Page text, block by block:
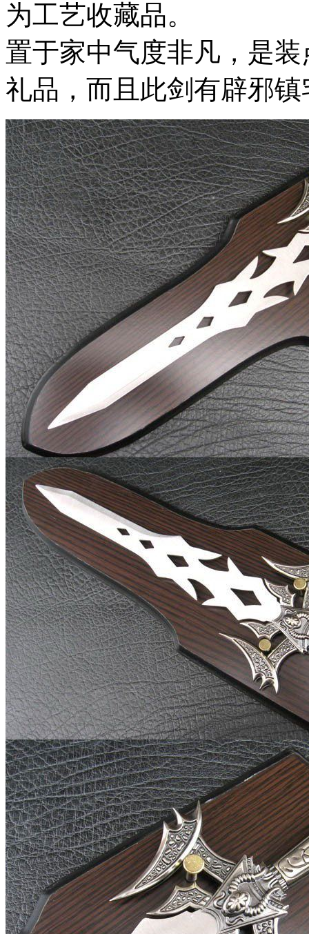
为工艺收藏品。
置于家中气度非凡，是
礼品，而且此剑有辟邪